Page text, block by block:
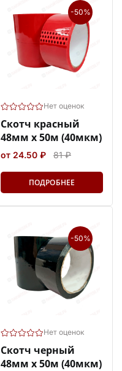
-50%
Нет оценок
Скотч красный
48мм х 50м (40мкм)
от 24.50 ₽ 81 ₽
ПОДРОБНЕЕ
-50%
Нет оценок
Скотч черный
48мм х 50м (40мкм)